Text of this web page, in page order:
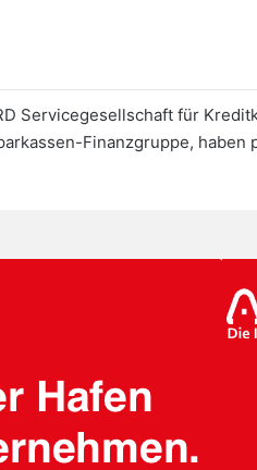
Servicegesellschaft für
Finanzgruppe, haben